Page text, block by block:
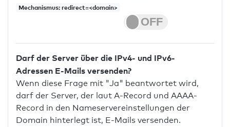
Mechanismus: redirect=<domain>
Darf der Server über die IPv4- und IPv6-
Adressen E-Mails versenden?
Wenn diese Frage mit "Ja" beantwortet wird,
darf der Server, der laut A-Record und AAAA-
Record in den Nameservereinstellungen der
Domain hinterlegt ist, E-Mails versenden.